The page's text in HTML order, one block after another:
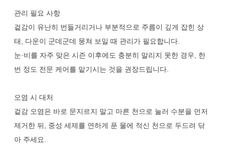
관리 필요 사항
겉감이 유난히 번들거리거나 부분적으로 주름이 깊게 잡힌 상
태, 다운이 군데군데 뭉쳐 보일 때 관리가 필요합니다.
눈·비를 자주 맞은 시즌 이후에도 충분히 말리지 못한 경우, 한
번 정도 전문 케어를 맡기시는 것을 권장드립니다.
오염 시 대처
겉감 오염은 바로 문지르지 말고 마른 천으로 눌러 수분을 먼저
제거한 뒤, 중성 세제를 연하게 푼 물에 적신 천으로 두드려 닦
아 주세요.